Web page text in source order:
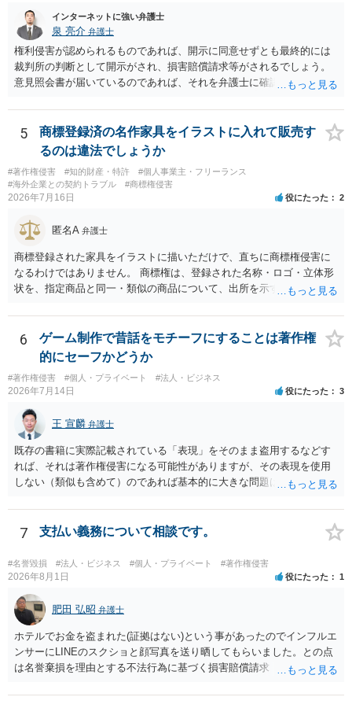
める方向の事情となりますが、自動的に肖像権侵害となるわけではあ
りません。 まず、見積書、メール、チャット、デザイナーの利用規約
を確認したうえで、「提供素材及びこれを含む画面の複製・SNS掲載
を許諾しない」と書面で明確に通知することをお勧めします。すでに
掲載された場合は、URL、掲載日時、画面を保存してから削除を求め
とは限りません。医学上の事実を理解したうえで、ご自身の表現と構
成でまとめる必要があります。 安全にSNSで公開するには、教科書の
図をトレース・模写した部分は掲載せず、人体の構造という事実を基
に、自分で構図や表現を工夫して作図する方法が考えられます。ま
た、改変・SNS掲載が認められたオープンライセンス素材を、利用条
件に従って使う方法もあります。トレースした図を残したい場合は、
自分だけの学習用にとどめるのが安全です。
インターネットに強い弁護士
泉 亮介 弁護士
権利侵害が認められるものであれば、開示に同意せずとも最終的には
裁判所の判断として開示がされ、損害賠償請求等がされるでしょう。
意見照会書が届いているのであれば、それを弁護士に確認してもらっ
いかと思われます。
5
商標登録済の名作家具をイラストに入れて販売す
るのは違法でしょうか
#著作権侵害 #知的財産・特許
#個人事業主・フリーランス
#海外企業との契約トラブル
#商標権侵害
2026年7月16日 役にたった 2
匿名A 弁護士
商標登録された家具をイラストに描いただけで、直ちに商標権侵害に
なるわけではありません。 商標権は、登録された名称・ロゴ・立体形
状を、指定商品と同一・類似の商品について、出所を示す表示として
て描くにとどまる場合は、通常、商標権侵害にはなりにくいと考えら
れます。 ただし、家具名や特徴的な形状を商品名・広告に大きく表示
し、公式商品やライセンス商品と誤認させる販売方法であれば、商標
権や不正競争防止法上の問題が生じ得ます。家具のデザインに著作権
が認められる場合は、著作権も別途問題となります。 無料のSNS投稿
やプレゼントでも、著作権侵害は成立し得ます。商標権については、
有料か無料かよりも、商標として使用しているかが重要です。 また、
日本の商標権は原則として日本国内にのみ効力を持ちます。外国で販
売する場合は、販売国の商標・意匠等を確認する必要があります。 他
の作家の例は、許諾を得ている、権利が消滅している、侵害に当たら
ない、又は単に権利行使されていないなど、様々な可能性がありま
す。他人が販売していることだけでは、適法とは判断できません。
6
ゲーム制作で昔話をモチーフにすることは著作権
的にセーフかどうか
#著作権侵害 #個人・プライベート #法人・ビジネス
2026年7月14日 役にたった 3
王 宣麟 弁護士
既存の書籍に実際記載されている「表現」をそのまま盗用するなどす
れば、それは著作権侵害になる可能性がありますが、その表現を使用
しない（類似も含めて）のであれば基本的に大きな問題は生じないか
現」であり、昔話の大筋や設定の骨子だけを使うのは、一般にアイデ
ア利用の範囲です。 一方で、特定の作品の文章をそのまま使うことは
できる」レベルだと、翻案や二次的著作物の問題が出ますのでこの点
はご留意ください。
7 支払い義務について相談です。
#名誉毀損 #法人・ビジネス #個人・プライベート #著作権侵害
2026年8月1日 役にたった 1
肥田 弘昭 弁護士
ホテルでお金を盗まれた(証拠はない)という事があったのでインフルエ
ンサーにLINEのスクショと顔写真を送り晒してもらいました。との点
は名誉棄損を理由とする不法行為に基づく損害賠償請求（共同不法行
その人が会社を経営しているようで仕事が飛んだとのことでその分の